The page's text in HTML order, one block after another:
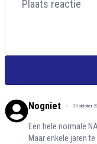
Nogniet 23 oktober
Een hele normale
Maar enkele jaren